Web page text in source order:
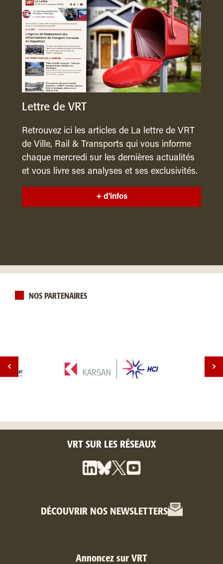
Lettre de VRT
Retrouvez ici les articles de La lettre de VRT
de Ville, Rail & Transports qui vous informe
chaque mercredi sur les dernières actualités
et vous livre ses analyses et ses exclusivités.
+ d'infos
NOS PARTENAIRES
VRT SUR LES RÉSEAUX
DÉCOUVRIR NOS NEWSLETTERS
Annoncez sur VRT